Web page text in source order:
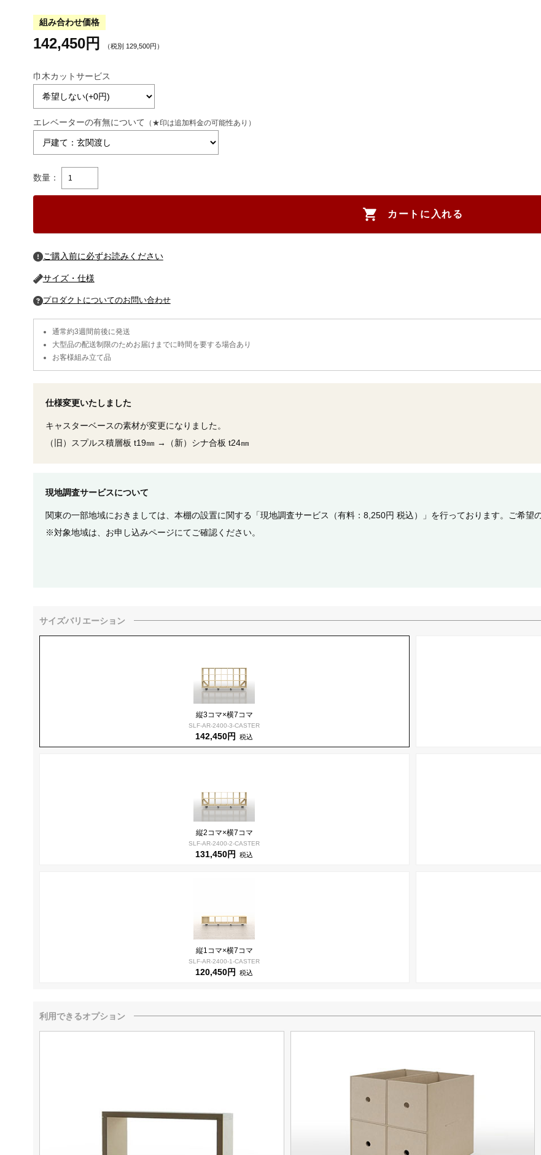
組み合わせ価格
142,450円 （税別 129,500円）
巾木カットサービス
エレベーターの有無について （★印は追加料金の可能性あり）
数量：
カートに入れる
ご購入前に必ずお読みください
サイズ・仕様
通常約3週間前後に発送
大型品の配送制限のためお届けまでに時間を要する場合あり
お客様組み立て品
仕様変更いたしました
キャスターベースの素材が変更になりました。
（旧）スプルス積層板 t19㎜ →（新）シナ合板 t24㎜
現地調査サービスについて
関東の一部地域におきましては、本棚の設置に関する「現地調査サービス（有料：8,250円 税込）」を行っております。ご希望
※対象地域は、お申し込みページにてご確認ください。
サイズバリエーション
縦3コマ×横7コマ
SLF-AR-2400-3-CASTER
142,450円 税込
縦2コマ×横7コマ
SLF-AR-2400-2-CASTER
131,450円 税込
縦1コマ×横7コマ
SLF-AR-2400-1-CASTER
120,450円 税込
利用できるオプション